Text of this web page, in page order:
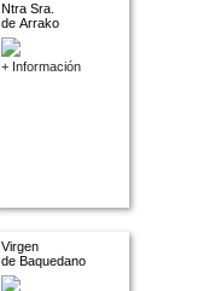
Ntra Sra.
de Arrako
+ Información
Virgen
de Baquedano